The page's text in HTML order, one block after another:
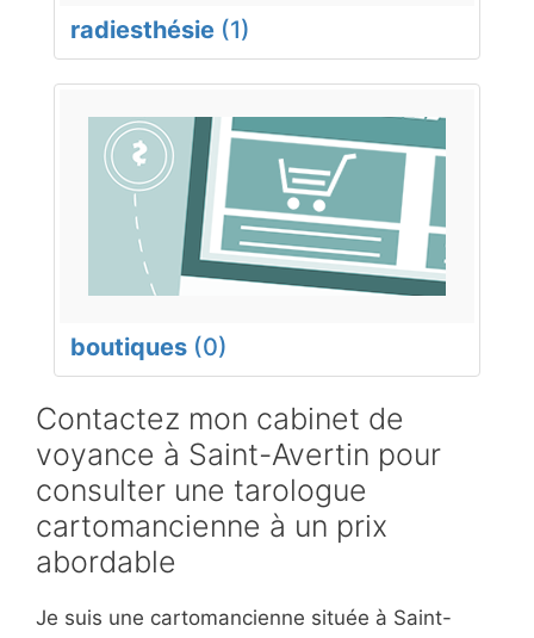
radiesthésie (1)
boutiques (0)
Contactez mon cabinet de
voyance à Saint-Avertin pour
consulter une tarologue
cartomancienne à un prix
abordable
Je suis une cartomancienne située à Saint-